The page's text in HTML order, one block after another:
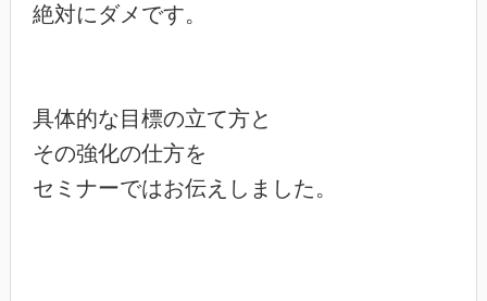
絶対にダメです。
具体的な目標の立て方と
その強化の仕方を
セミナーではお伝えしました。